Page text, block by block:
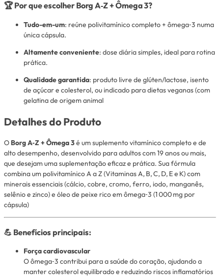
🏆 Por que escolher Borg A‑Z + Ômega 3?
Tudo-em-um: reúne polivitamínico completo + ômega‑3 numa
única cápsula.
Altamente conveniente: dose diária simples, ideal para rotina
prática.
Qualidade garantida: produto livre de glúten/lactose, isento
de açúcar e colesterol, ou indicado para dietas veganas (com
gelatina de origem animal
Detalhes do Produto
O Borg A‑Z + Ômega 3é um suplemento vitamínico completo e de
alto desempenho, desenvolvido para adultos com 19 anos ou mais,
que desejam uma suplementação eficaz e prática. Sua fórmula
combina um polivitamínico A a Z (Vitaminas A, B, C, D, E e K) com
minerais essenciais (cálcio, cobre, cromo, ferro, iodo, manganês,
selênio e zinco) e óleo de peixe rico em ômega‑3 (1 000 mg por
cápsula)
💪 Benefícios principais:
Força cardiovascular
O ômega‑3 contribui para a saúde do coração, ajudando a
manter colesterol equilibrado e reduzindo riscos inflamatórios